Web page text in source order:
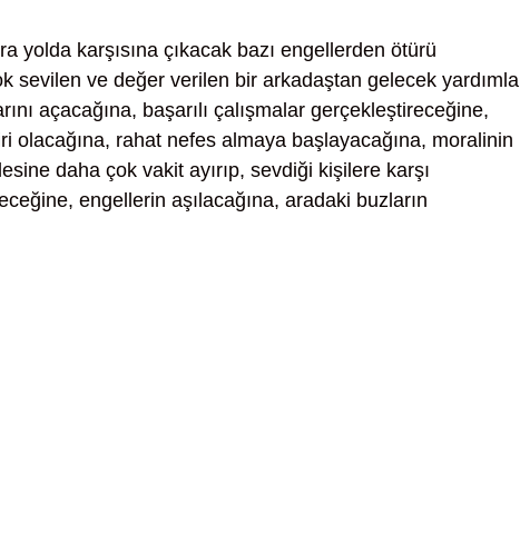
yolda karşısına çıkacak bazı engellerden ötürü
sevilen ve değer verilen bir arkadaştan gelecek yardımla
açacağına, başarılı çalışmalar gerçekleştireceğine,
olacağına, rahat nefes almaya başlayacağına, moralinin
daha çok vakit ayırıp, sevdiği kişilere karşı
engellerin aşılacağına, aradaki buzların